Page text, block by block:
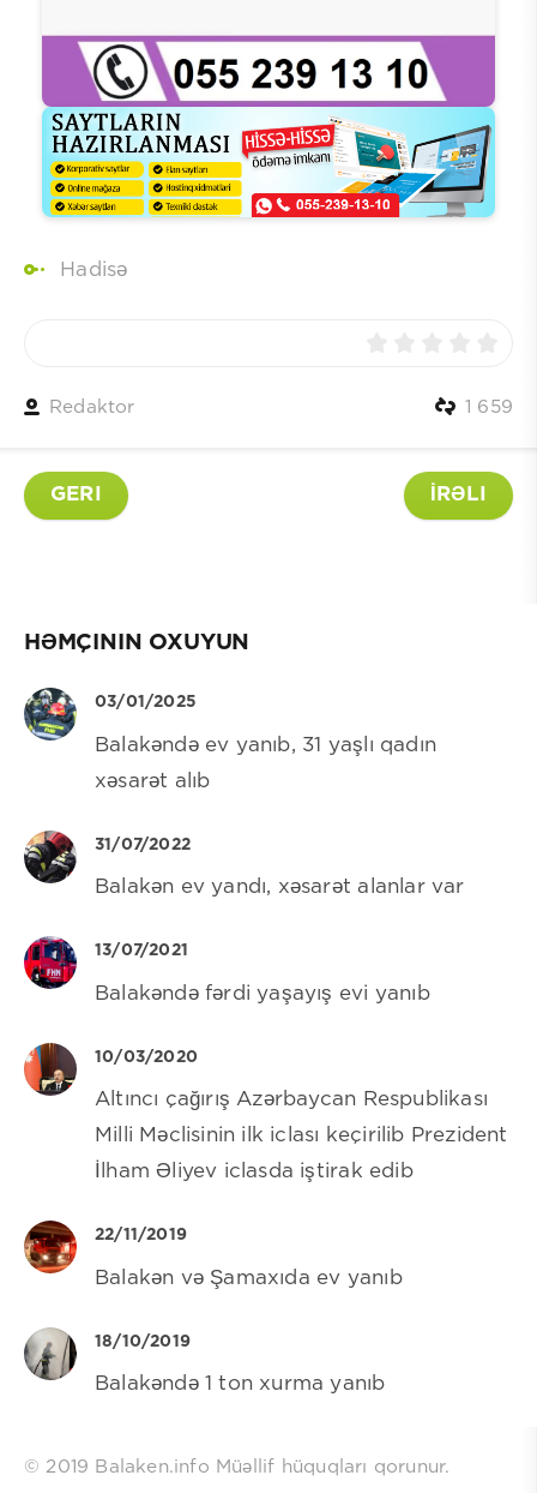
Hadisə
Redaktor 1 659
GERI İRƏLI
HƏMÇININ OXUYUN
03/01/2025
Balakəndə ev yanıb, 31 yaşlı qadın
xəsarət alıb
31/07/2022
Balakən ev yandı, xəsarət alanlar var
13/07/2021
Balakəndə fərdi yaşayış evi yanıb
10/03/2020
Altıncı çağırış Azərbaycan Respublikası
Milli Məclisinin ilk iclası keçirilib Prezident
İlham Əliyev iclasda iştirak edib
22/11/2019
Balakən və Şamaxıda ev yanıb
18/10/2019
Balakəndə 1 ton xurma yanıb
© 2019 Balaken.info Müəllif hüquqları qorunur.